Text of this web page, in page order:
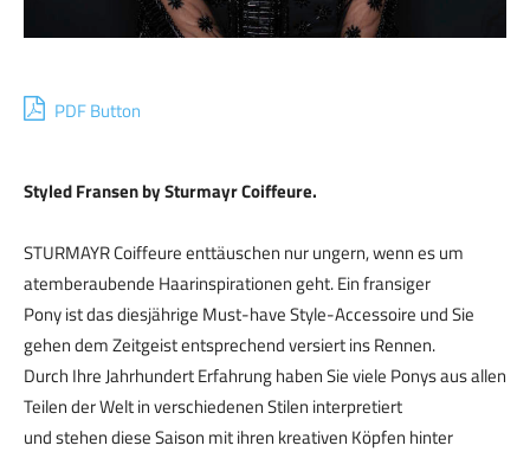
PDF Button
Styled Fransen by Sturmayr Coiffeure.
STURMAYR Coiffeure enttäuschen nur ungern, wenn es um
atemberaubende Haarinspirationen geht. Ein fransiger
Pony ist das diesjährige Must-have Style-Accessoire und Sie
gehen dem Zeitgeist entsprechend versiert ins Rennen.
Durch Ihre Jahrhundert Erfahrung haben Sie viele Ponys aus allen
Teilen der Welt in verschiedenen Stilen interpretiert
und stehen diese Saison mit ihren kreativen Köpfen hinter